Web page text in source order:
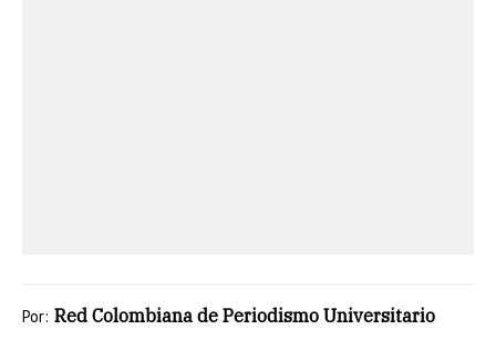
Por: Red Colombiana de Periodismo Universitario